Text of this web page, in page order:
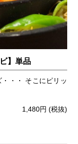
】単品
・・ そこにピリッ
1,480円 (税抜)